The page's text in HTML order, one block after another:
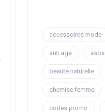
accessoires mode
anti age asos
beaute naturelle
chemise femme
codes promo